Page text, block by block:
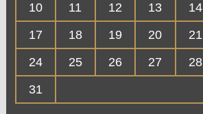
10
11 12 13 14
17
18 19 20 21
24
25 26 27 28
31